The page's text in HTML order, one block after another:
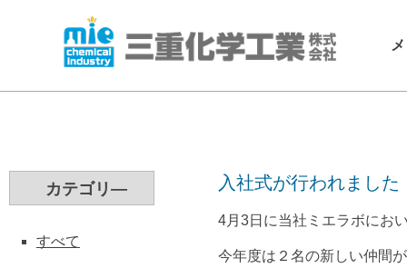
カテゴリ―
すべて
入社式が行われまし
4月3日に当社ミエラボにお
今年度は２名の新しい仲間